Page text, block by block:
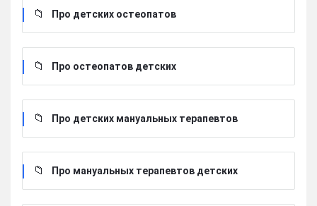
Про детских остеопатов
Про остеопатов детских
Про детских мануальных терапевтов
Про мануальных терапевтов детских